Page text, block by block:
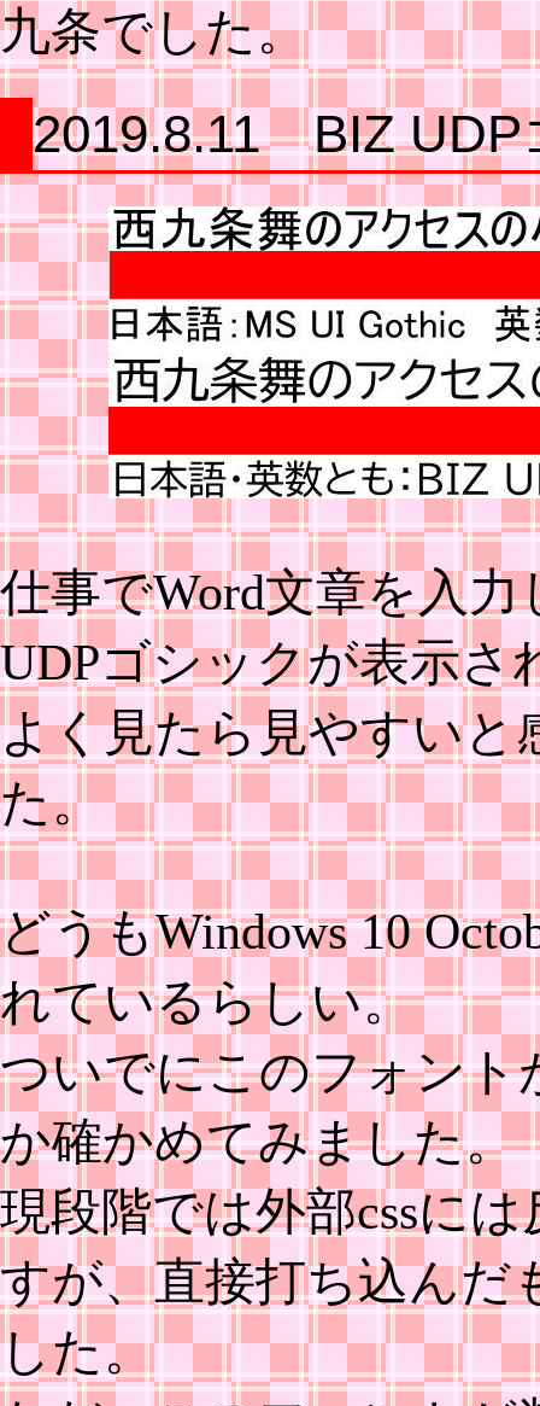
九条でした。
2019.8.11 BIZ UDP
仕事でWord文章を入
UDPゴシックが表示さ
よく見たら見やすいと
た。
どうもWindows 10
れているらしい。
ついでにこのフォント
か確かめてみました。
現段階では外部cssに
すが、直接打ち込んだ
した。